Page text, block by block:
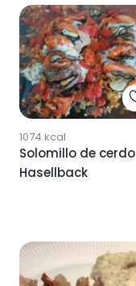
1074 kcal
Solomillo de cerdo
Hasellback